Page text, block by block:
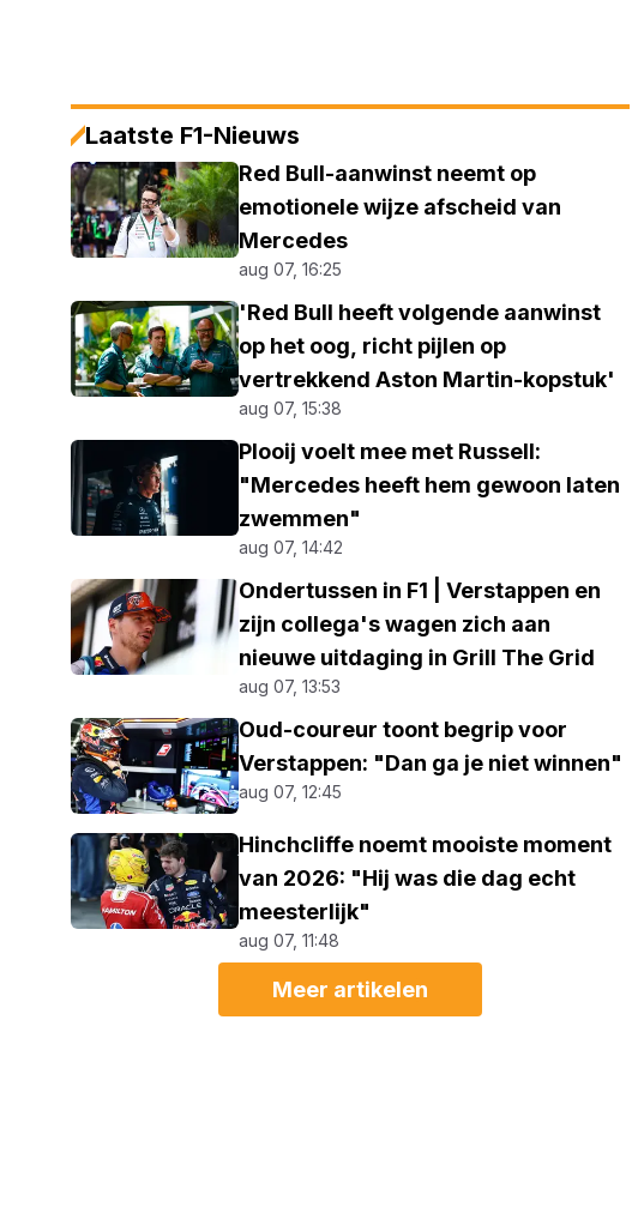
Laatste F1-Nieuws
Red Bull-aanwinst neemt op
emotionele wijze afscheid van
Mercedes
aug 07, 16:25
'Red Bull heeft volgende aanwinst
op het oog, richt pijlen op
vertrekkend Aston Martin-kopstuk'
aug 07, 15:38
Plooij voelt mee met Russell:
"Mercedes heeft hem gewoon laten
zwemmen"
aug 07, 14:42
Ondertussen in F1 | Verstappen en
zijn collega's wagen zich aan
nieuwe uitdaging in Grill The Grid
aug 07, 13:53
Oud-coureur toont begrip voor
Verstappen: "Dan ga je niet winnen"
aug 07, 12:45
Hinchcliffe noemt mooiste moment
van 2026: "Hij was die dag echt
meesterlijk"
aug 07, 11:48
Meer artikelen